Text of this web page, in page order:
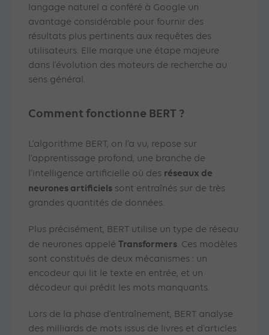
langage naturel a conféré à Google un
avantage considérable pour fournir des
résultats plus pertinents aux requêtes des
utilisateurs. Elle marque une étape majeure
dans l’évolution des moteurs de recherche au
sens général.
Comment fonctionne BERT ?
L’algorithme BERT, on l’a vu, repose sur
l’apprentissage profond, une branche de
l’intelligence artificielle où des réseaux de
neurones artificiels sont entraînés sur de très
grandes quantités de données.
Plus précisément, BERT utilise un type de réseau
de neurones appeléTransformers. Ces modèles
sont constitués de deux mécanismes : un
encodeur qui lit le texte en entrée, et un
décodeur qui prédit les mots manquants.
Lors de la phase d’entraînement, BERT analyse
des milliards de mots issus de livres et d’articles